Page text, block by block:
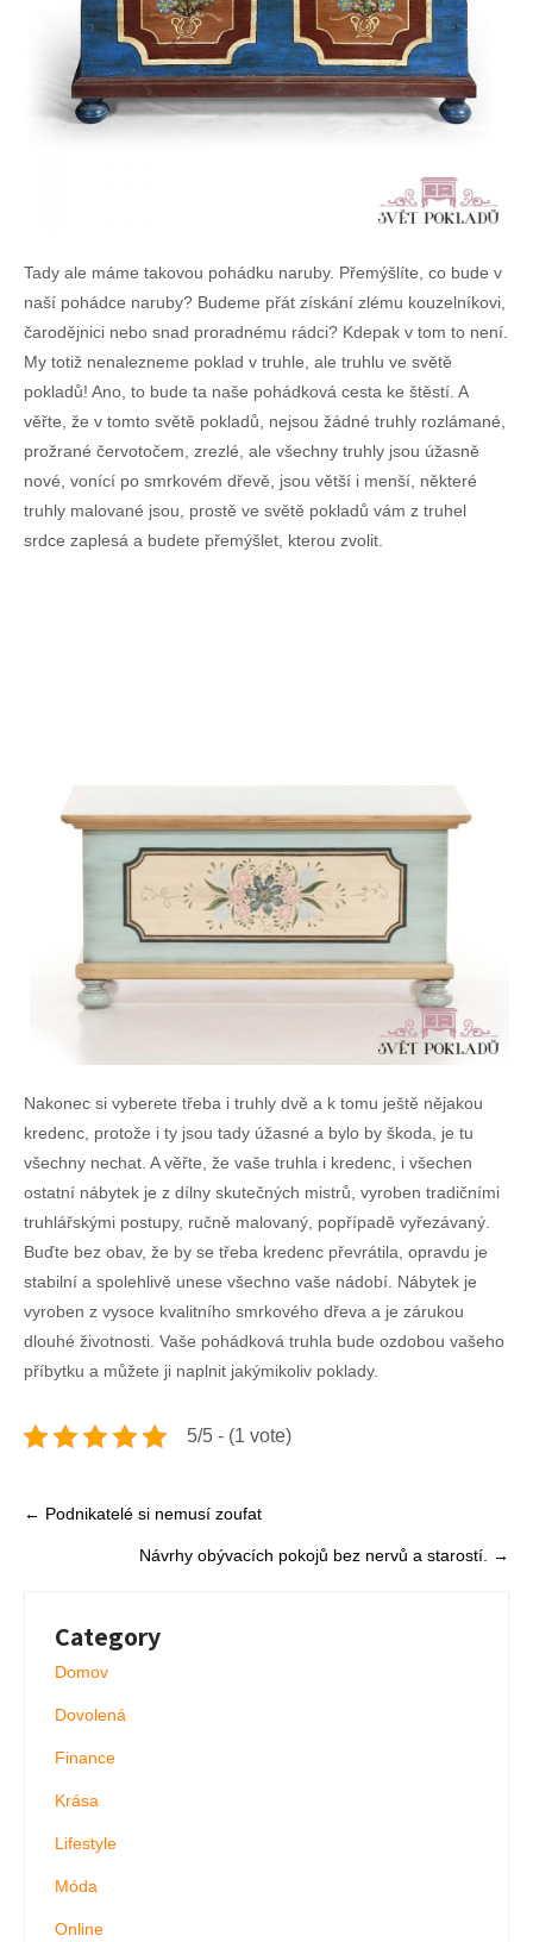
Tady ale máme takovou pohádku naruby. Přemýšlíte, co bude v
naší pohádce naruby? Budeme přát získání zlému kouzelníkovi,
čarodějnici nebo snad proradnému rádci? Kdepak v tom to není.
My totiž nenalezneme poklad v truhle, ale truhlu ve světě
pokladů! Ano, to bude ta naše pohádková cesta ke štěstí. A
věřte, že v tomto světě pokladů, nejsou žádné truhly rozlámané,
prožrané červotočem, zrezlé, ale všechny truhly jsou úžasně
nové, vonící po smrkovém dřevě, jsou větší i menší, některé
truhly malované jsou, prostě ve světě pokladů vám z truhel
srdce zaplesá a budete přemýšlet, kterou zvolit.
Nakonec si vyberete třeba i truhly dvě a k tomu ještě nějakou
kredenc, protože i ty jsou tady úžasné a bylo by škoda, je tu
všechny nechat. A věřte, že vaše truhla i kredenc, i všechen
ostatní nábytek je z dílny skutečných mistrů, vyroben tradičními
truhlářskými postupy, ručně malovaný, popřípadě vyřezávaný.
Buďte bez obav, že by se třeba kredenc převrátila, opravdu je
stabilní a spolehlivě unese všechno vaše nádobí. Nábytek je
vyroben z vysoce kvalitního smrkového dřeva a je zárukou
dlouhé životnosti. Vaše pohádková truhla bude ozdobou vašeho
příbytku a můžete ji naplnit jakýmikoliv poklady.
5/5 - (1 vote)
Post
← Podnikatelé si nemusí zoufat
Návrhy obývacích pokojů bez nervů a starostí. →
Category
Domov
Dovolená
Finance
Krása
Lifestyle
Móda
Online